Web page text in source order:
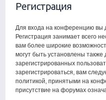
Регистрация
Для входа на конференцию вы
Регистрация занимает всего
вам более широкие
могут быть установлены
зарегистрированных
зарегистрироваться, вам
политикой, принятыми на
присутствие на форумах